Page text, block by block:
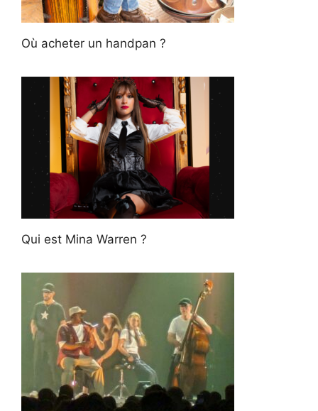
Où acheter un handpan ?
Qui est Mina Warren ?